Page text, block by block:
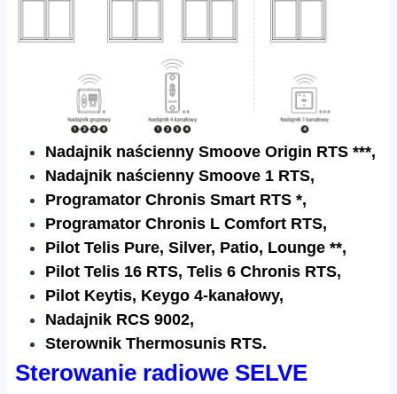
Nadajnik naścienny Smoove Origin RTS ***,
Nadajnik naścienny Smoove 1 RTS,
Programator Chronis Smart RTS *,
Programator Chronis L Comfort RTS,
Pilot Telis Pure, Silver, Patio, Lounge **,
Pilot Telis 16 RTS, Telis 6 Chronis RTS,
Pilot Keytis, Keygo 4-kanałowy,
Nadajnik RCS 9002,
Sterownik Thermosunis RTS.
Sterowanie radiowe SELVE